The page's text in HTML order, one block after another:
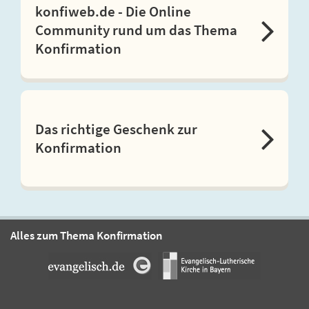
konfiweb.de - Die Online
Community rund um das Thema
Konfirmation
Das richtige Geschenk zur
Konfirmation
Alles zum Thema Konfirmation